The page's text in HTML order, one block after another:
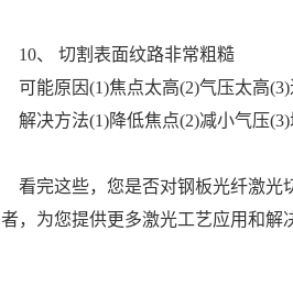
10、 切割表面纹路非常粗糙
可能原因(1)焦点太高(2)气压太高
解决方法(1)降低焦点(2)减小气压
看完这些，您是否对钢板光纤激光
者，为您提供更多激光工艺应用和解